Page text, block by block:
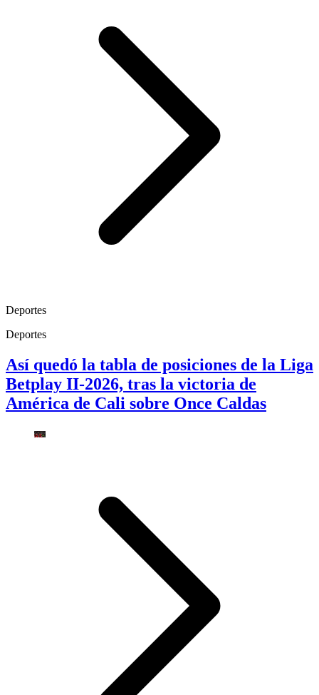
Deportes
Deportes
Así quedó la tabla de posiciones de la Liga
Betplay II-2026, tras la victoria de
América de Cali sobre Once Caldas